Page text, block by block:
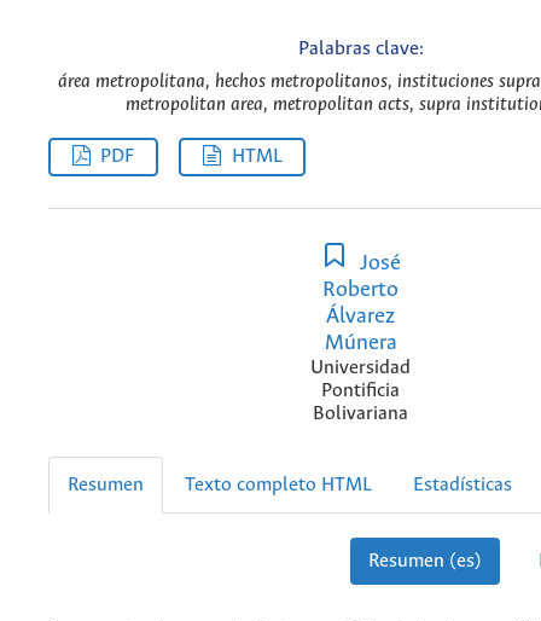
Palabras clave:
área metropolitana, hechos metropolitanos, instituciones
metropolitan area, metropolitan acts, supra
PDF HTML
José
Roberto
Álvarez
Múnera
Universidad
Pontificia
Bolivariana
Resumen Texto completo HTML Estadísticas
Resumen (es)